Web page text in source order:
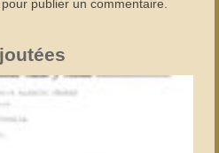
pour publier un commentaire.